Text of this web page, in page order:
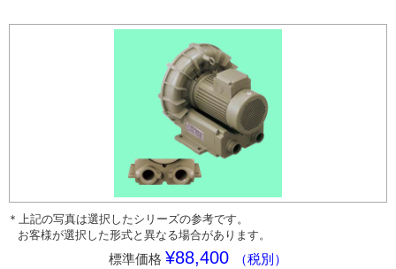
＊上記の写真は選択したシリーズの参考です。
お客様が選択した形式と異なる場合があります。
標準価格 ¥88,400 （税別）